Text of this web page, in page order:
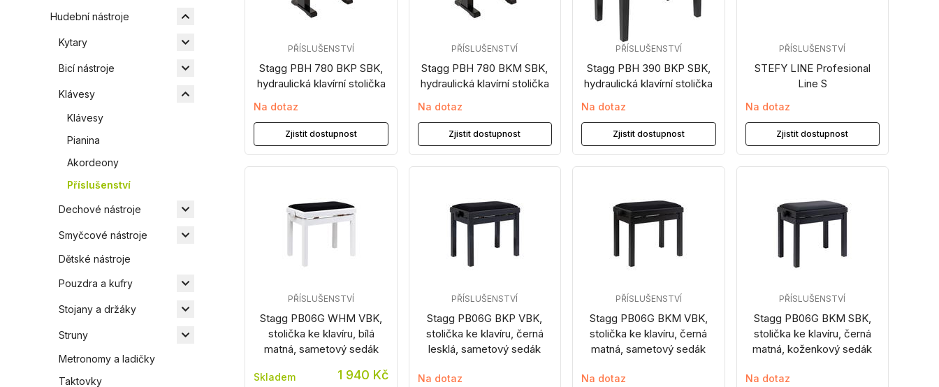
Hudební nástroje
Kytary
Bicí nástroje
Klávesy
Klávesy
Pianina
Akordeony
Příslušenství
Dechové nástroje
Smyčcové nástroje
Dětské nástroje
Pouzdra a kufry
Stojany a držáky
Struny
Metronomy a ladičky
Taktovky
Stagg PBH 780 BKP SBK,
hydraulická klavírní stolička
PŘÍSLUŠENSTVÍ
Na dotaz
Zjistit dostupnost
Stagg PBH 780 BKM SBK,
hydraulická klavírní stolička
PŘÍSLUŠENSTVÍ
Na dotaz
Zjistit dostupnost
Stagg PBH 390 BKP SBK,
hydraulická klavírní stolička
PŘÍSLUŠENSTVÍ
Na dotaz
Zjistit dostupnost
STEFY LINE Profesional
Line S
PŘÍSLUŠENSTVÍ
Na dotaz
Zjistit dostupnost
Stagg PB06G WHM VBK,
stolička ke klavíru, bílá
matná, sametový sedák
PŘÍSLUŠENSTVÍ
Skladem 1 940 Kč
Stagg PB06G BKP VBK,
stolička ke klavíru, černá
lesklá, sametový sedák
PŘÍSLUŠENSTVÍ
Na dotaz
Stagg PB06G BKM VBK,
stolička ke klavíru, černá
matná, sametový sedák
PŘÍSLUŠENSTVÍ
Na dotaz
Stagg PB06G BKM SBK,
stolička ke klavíru, černá
matná, koženkový sedák
PŘÍSLUŠENSTVÍ
Na dotaz